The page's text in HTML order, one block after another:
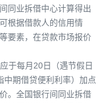
同业拆借中心计算得出
根据借款人的信用情
要素，在贷款市场报价
于每月20日（遇节假日
中期借贷便利利率）加点
。全国银行间同业拆借